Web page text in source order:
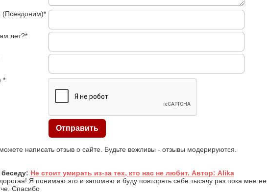
лет?*
*
написать отзыв о сайте. Будьте вежливы - отзывы модерируются.
Не стоит умирать из-за тех, кто нас не любит. Автор: Alika
Я понимаю это и запомню и буду повторять себе тысячу раз пока мне не
Спасибо